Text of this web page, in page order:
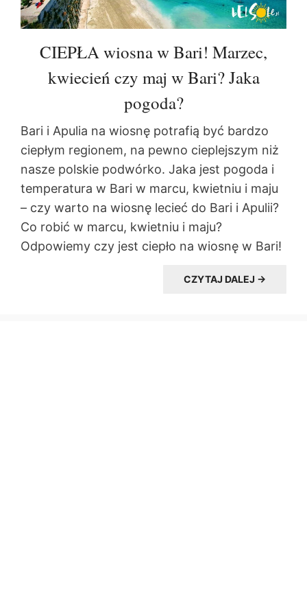
CIEPŁA wiosna w Bari! Marzec,
kwiecień czy maj w Bari? Jaka
pogoda?
Bari i Apulia na wiosnę potrafią być bardzo
ciepłym regionem, na pewno cieplejszym niż
nasze polskie podwórko. Jaka jest pogoda i
temperatura w Bari w marcu, kwietniu i maju
– czy warto na wiosnę lecieć do Bari i Apulii?
Co robić w marcu, kwietniu i maju?
Odpowiemy czy jest ciepło na wiosnę w Bari!
CZYTAJ DALEJ →